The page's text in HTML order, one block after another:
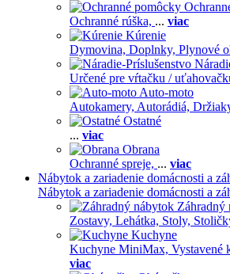
Ochranné rúška, ... viac
Kúrenie
Dymovina, Doplnky, Plynové
Určené pre vŕtačku /
Auto-moto
Autokamery, Autorádiá,
Ostatné
... viac
Obrana
Ochranné spreje, ... viac
Nábytok a zariadenie domácnosti a
Nábytok a zariadenie domácnosti a
Záhradný
Zostavy, Lehátka, Stoly,
Kuchyne
Kuchyne MiniMax, Vystavené
viac